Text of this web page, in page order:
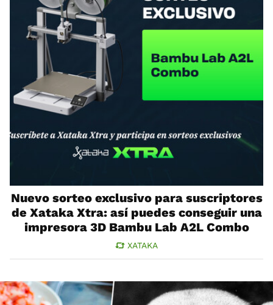
Nuevo sorteo exclusivo para suscriptores
de Xataka Xtra: así puedes conseguir una
impresora 3D Bambu Lab A2L Combo
XATAKA